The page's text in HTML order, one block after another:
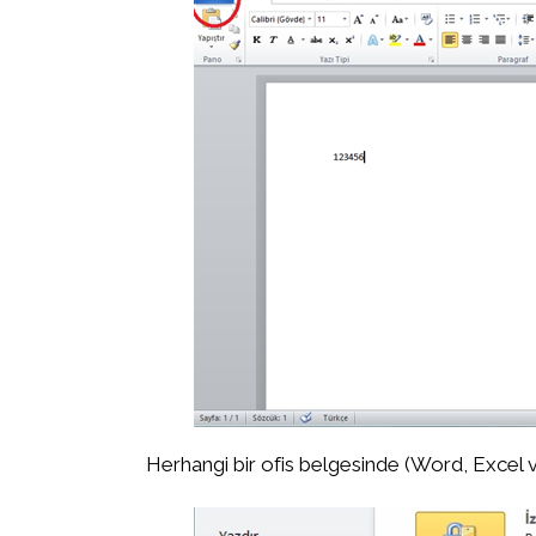
Herhangi bir ofis belgesinde (Word,